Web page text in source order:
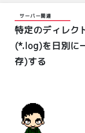
サーバー関連
特定のディレク
(*.log)を日別に
存)する